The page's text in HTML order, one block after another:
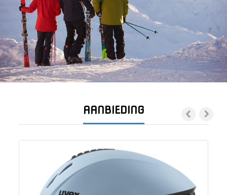
AANBIEDING